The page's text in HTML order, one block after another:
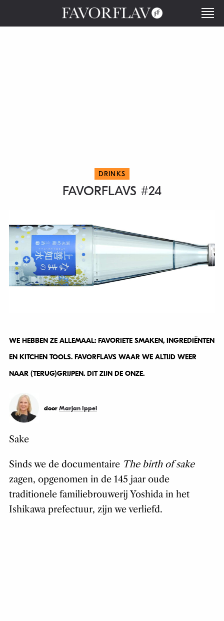
DRINKS
FAVORFLAVS #24
WE HEBBEN ZE ALLEMAAL: FAVORIETE SMAKEN, INGREDIËNTEN
EN KITCHEN TOOLS. FAVORFLAVS WAAR WE ALTIJD WEER
NAAR (TERUG)GRIJPEN. DIT ZIJN DE ONZE.
door Marjan Ippel
Sake
Sinds we de documentaire The birth of sake
zagen, opgenomen in de 145 jaar oude
traditionele familiebrouwerij Yoshida in het
Ishikawa prefectuur, zijn we verliefd.